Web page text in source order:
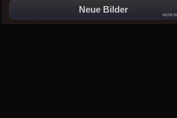
Neue Bilder
nicht